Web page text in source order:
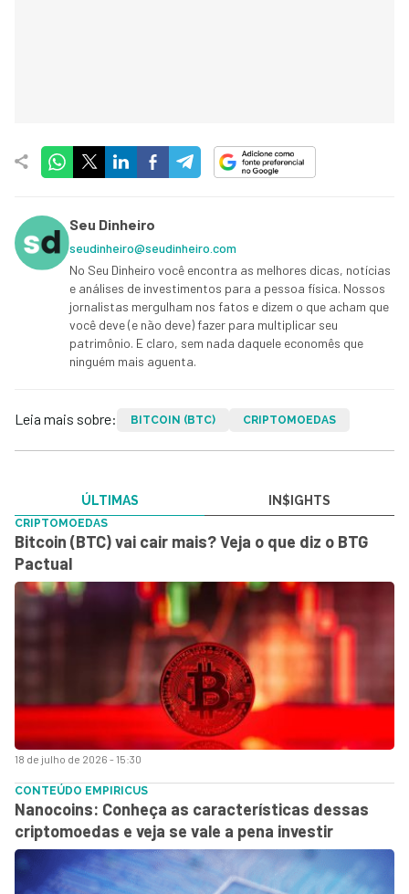
Seu Dinheiro
seudinheiro@seudinheiro.com
No Seu Dinheiro você encontra as melhores dicas, notícias
e análises de investimentos para a pessoa física. Nossos
jornalistas mergulham nos fatos e dizem o que acham que
você deve (e não deve) fazer para multiplicar seu
patrimônio. E claro, sem nada daquele economês que
ninguém mais aguenta.
Leia mais sobre: BITCOIN (BTC) CRIPTOMOEDAS
ÚLTIMAS IN$IGHTS
18 de julho de 2026 - 15:30
CRIPTOMOEDAS
Bitcoin (BTC) vai cair mais? Veja o que diz o BTG
Pactual
CONTEÚDO EMPIRICUS
Nanocoins: Conheça as características dessas
criptomoedas e veja se vale a pena investir